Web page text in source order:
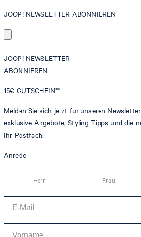
JOOP! NEWSLETTER ABONNIEREN
JOOP! NEWSLETTER
ABONNIEREN
15€ GUTSCHEIN**
Melden Sie sich jetzt für unseren
exklusive Angebote, Styling-Tipps und die
Ihr Postfach.
Anrede
Herr Frau